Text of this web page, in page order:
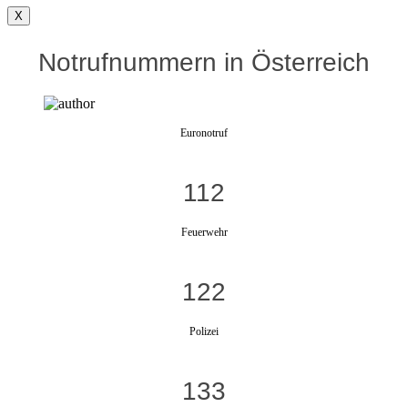
X
Notrufnummern in Österreich
Euronotruf
112
Feuerwehr
122
Polizei
133